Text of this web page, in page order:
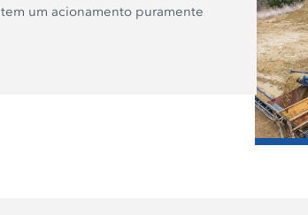
tem um acionamento puramente
/